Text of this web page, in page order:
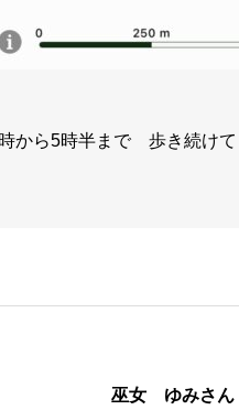
から5時半まで 歩き続け
巫女 ゆみさん